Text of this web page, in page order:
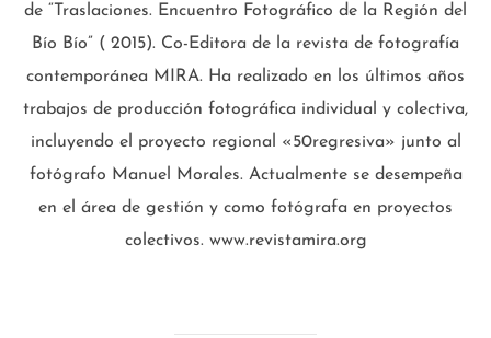
de “Traslaciones. Encuentro Fotográfico de la Región del
Bío Bío” ( 2015). Co-Editora de la revista de fotografía
contemporánea MIRA. Ha realizado en los últimos años
trabajos de producción fotográfica individual y colectiva,
incluyendo el proyecto regional «50regresiva» junto al
fotógrafo Manuel Morales. Actualmente se desempeña
en el área de gestión y como fotógrafa en proyectos
colectivos. www.revistamira.org